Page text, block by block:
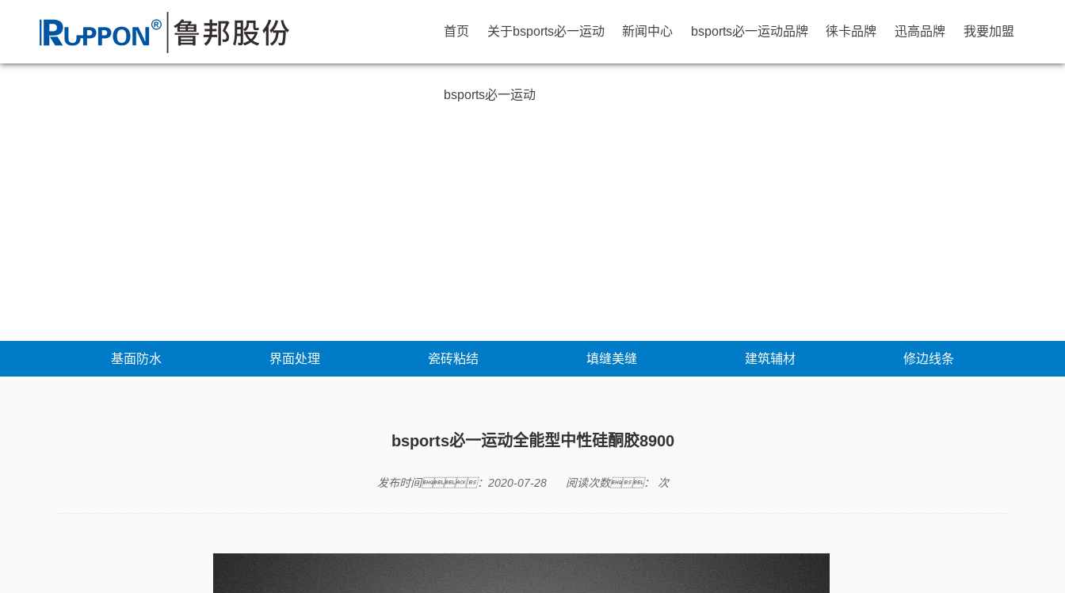
首页 关于bsports必一运动 新闻中心 bsports必一运动品牌 徕卡品牌 迅高品牌 我要加盟
bsports必一运动
基面防水 界面处理 瓷砖粘结 填缝美缝 建筑辅材 修边线条
bsports必一运动全能型中性硅酮胶8900
发布时间：2020-07-28 阅读次数： 次